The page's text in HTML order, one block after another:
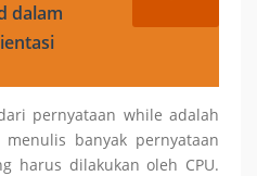
dalam
pernyataan while adalah
banyak pernyataan
harus dilakukan oleh CPU.